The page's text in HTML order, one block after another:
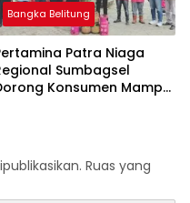
Bangka Belitung
Patra Niaga
Sumbagsel
Konsumen Mampu
Ruas yang